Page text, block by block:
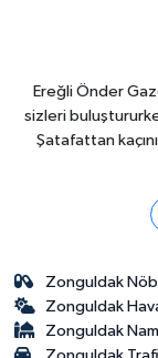
Ereğli Önder
sizleri
Şatafattan
Zonguldak
Zonguldak
Zonguldak